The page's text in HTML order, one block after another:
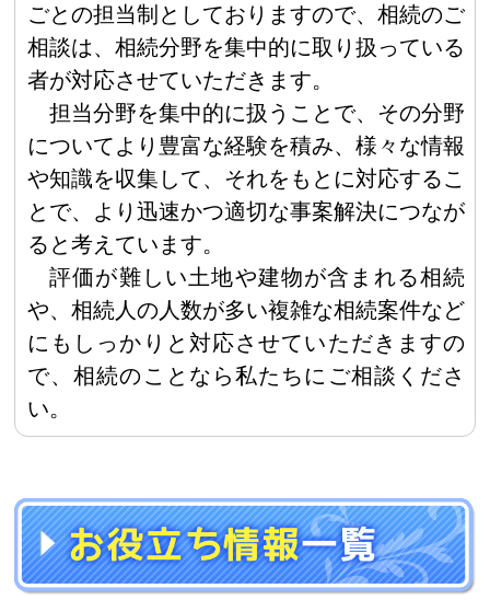
ごとの担当制としておりますので、相続のご
相談は、相続分野を集中的に取り扱っている
者が対応させていただきます。
担当分野を集中的に扱うことで、その分野
についてより豊富な経験を積み、様々な情報
や知識を収集して、それをもとに対応するこ
とで、より迅速かつ適切な事案解決につなが
ると考えています。
評価が難しい土地や建物が含まれる相続
や、相続人の人数が多い複雑な相続案件など
にもしっかりと対応させていただきますの
で、相続のことなら私たちにご相談くださ
い。